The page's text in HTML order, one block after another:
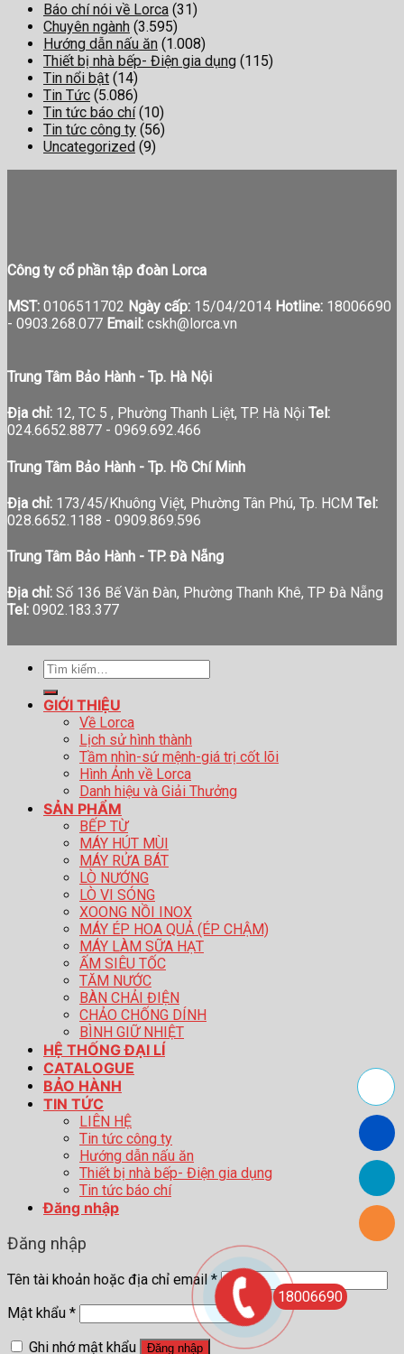
Báo chí nói về Lorca (31)
Chuyên ngành (3.595)
Hướng dẫn nấu ăn (1.008)
Thiết bị nhà bếp- Điện gia dụng (115)
Tin nổi bật (14)
Tin Tức (5.086)
Tin tức báo chí(10)
Tin tức công ty (56)
Uncategorized (9)
Công ty cổ phần tập đoàn Lorca
MST: 0106511702 Ngày cấp: 15/04/2014 Hotline: 18006690
- 0903.268.077 Email: cskh@lorca.vn
Trung Tâm Bảo Hành - Tp. Hà Nội
Địa chỉ: 12, TC 5 , Phường Thanh Liệt, TP. Hà Nội Tel:
024.6652.8877 - 0969.692.466
Trung Tâm Bảo Hành - Tp. Hồ Chí Minh
Địa chỉ: 173/45/Khuông Việt, Phường Tân Phú, Tp. HCM Tel:
028.6652.1188 - 0909.869.596
Trung Tâm Bảo Hành - TP. Đà Nẵng
Địa chỉ: Số 136 Bế Văn Đàn, Phường Thanh Khê, TP Đà Nẵng
Tel: 0902.183.377
Tìm
GIỚI THIỆU
Về Lorca
Lịch sử hình thành
Tầm nhìn-sứ mệnh-giá trị cốt lõi
Hình Ảnh về Lorca
Danh hiệu và Giải Thưởng
SẢN PHẨM
BẾP TỪ
MÁY HÚT MÙI
MÁY RỬA BÁT
LÒ NƯỚNG
LÒ VI SÓNG
XOONG NỒI INOX
MÁY ÉP HOA QUẢ (ÉP CHẬM)
MÁY LÀM SỮA HẠT
ẤM SIÊU TỐC
TĂM NƯỚC
BÀN CHẢI ĐIỆN
CHẢO CHỐNG DÍNH
BÌNH GIỮ NHIỆT
HỆ THỐNG ĐẠI LÍ
CATALOGUE
BẢO HÀNH
TIN TỨC
LIÊN HỆ
Tin tức công ty
Hướng dẫn nấu ăn
Thiết bị nhà bếp- Điện gia dụng
Tin tức báo chí
Đăng nhập
Đăng nhập
Tên tài khoản hoặc địa chỉ email *
Mật khẩu *
Ghi nhớ mật khẩu
Đăng nhập
18006690